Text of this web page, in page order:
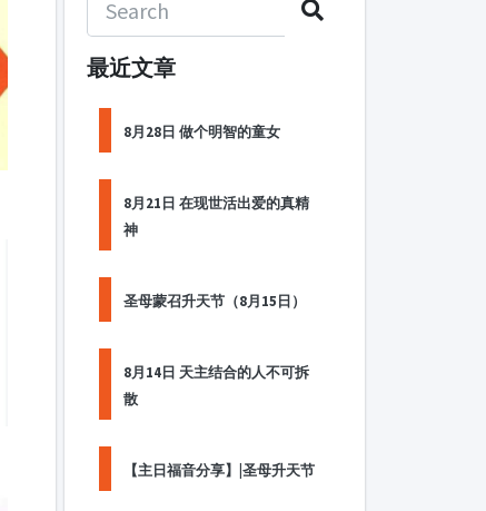
最近文章
8月28日 做个明智的童女
8月21日 在现世活出爱的真精
神
圣母蒙召升天节（8月15日）
8月14日 天主结合的人不可拆
散
【主日福音分享】|圣母升天节